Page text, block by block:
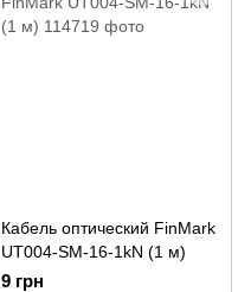
Кабель оптический FinMark
UT004-SM-16-1kN (1 м)
9 грн